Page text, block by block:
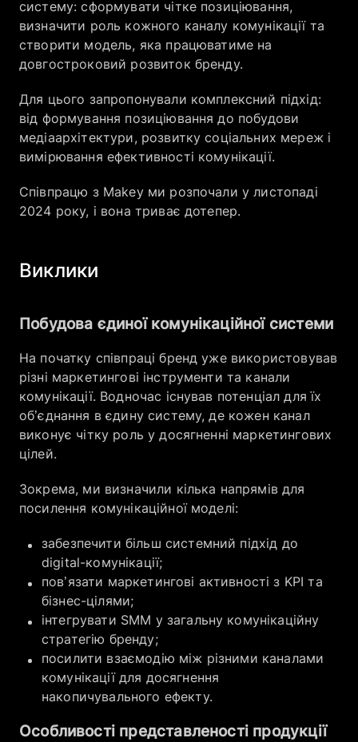
систему: сформувати чітке позиціювання,
визначити роль кожного каналу комунікації та
створити модель, яка працюватиме на
довгостроковий розвиток бренду.
Для цього запропонували комплексний підхід:
від формування позиціювання до побудови
медіаархітектури, розвитку соціальних мереж і
вимірювання ефективності комунікації.
Співпрацю з Makey ми розпочали у листопаді
2024 року, і вона триває дотепер.
Виклики
Побудова єдиної комунікаційної системи
На початку співпраці бренд уже використовував
різні маркетингові інструменти та канали
комунікації. Водночас існував потенціал для їх
об’єднання в єдину систему, де кожен канал
виконує чітку роль у досягненні маркетингових
цілей.
Зокрема, ми визначили кілька напрямів для
посилення комунікаційної моделі:
забезпечити більш системний підхід до
digital-комунікації;
пов’язати маркетингові активності з KPI та
бізнес-цілями;
інтегрувати SMM у загальну комунікаційну
стратегію бренду;
посилити взаємодію між різними каналами
комунікації для досягнення
накопичувального ефекту.
Особливості представленості продукції